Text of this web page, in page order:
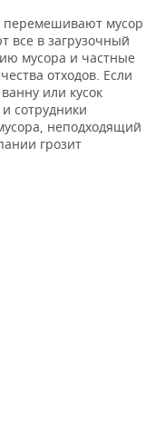
перемешивают мусор
все в загрузочный
мусора и частные
отходов. Если
или кусок
сотрудники
неподходящий
грозит